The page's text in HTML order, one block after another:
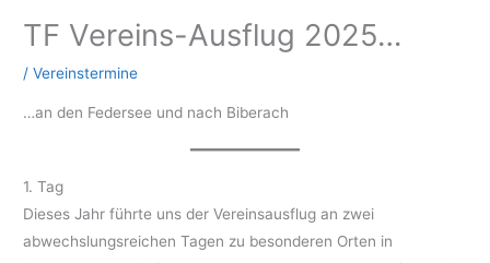
TF Vereins-Ausflug 2025…
/Vereinstermine
…an den Federsee und nach Biberach
1. Tag
Dieses Jahr führte uns der Vereinsausflug an zwei
abwechslungsreichen Tagen zu besonderen Orten in